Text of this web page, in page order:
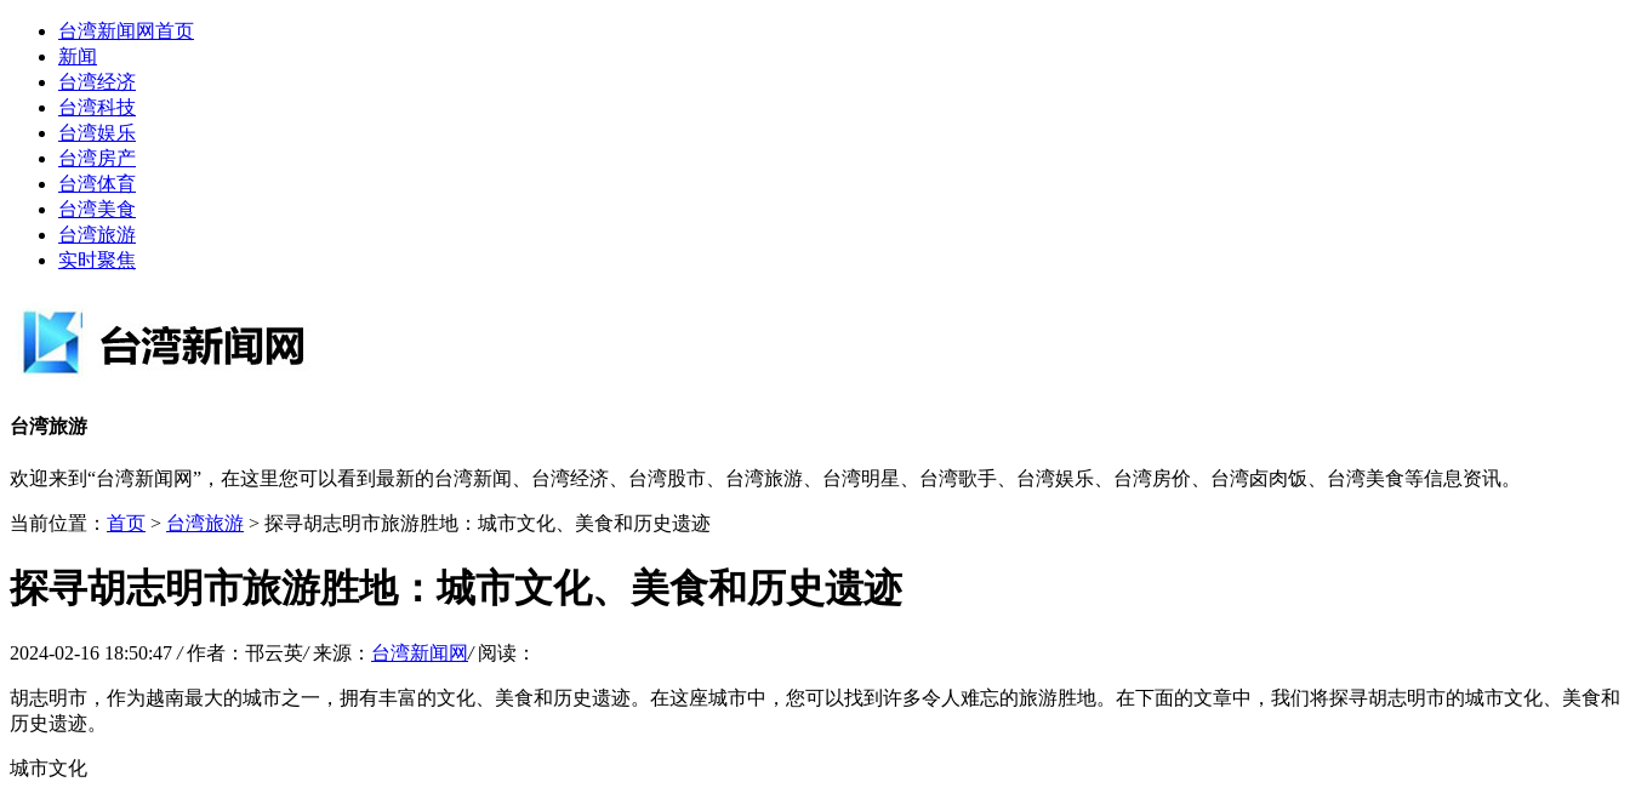
台湾新闻网首页
新闻
台湾经济
台湾科技
台湾娱乐
台湾房产
台湾体育
台湾美食
台湾旅游
实时聚焦
台湾旅游
欢迎来到“台湾新闻网”，在这里您可以看到最新的台湾新闻、台湾经济、台湾股市、台湾旅游、台湾明星、台湾歌手、台湾娱乐、台湾房价、台湾卤肉饭、台湾美食等信息资讯。
当前位置： 首页 > 台湾旅游 > 探寻胡志明市旅游胜地：城市文化、美食和历史遗迹
探寻胡志明市旅游胜地：城市文化、美食和历史遗迹
2024-02-16 18:50:47/ 作者：邗云英/ 来源： 台湾新闻网/ 阅读：
胡志明市，作为越南最大的城市之一，拥有丰富的文化、美食和历史遗迹。在这座城市中，您可以找到许多令人难忘的旅游胜地。在下面的文章中，我们将探寻胡志明市的城市文化、美食和
历史遗迹。
城市文化